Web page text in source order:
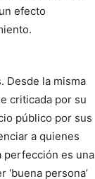
efecto
Desde la misma
criticada por su
público por sus
a quienes
perfección es una
persona’